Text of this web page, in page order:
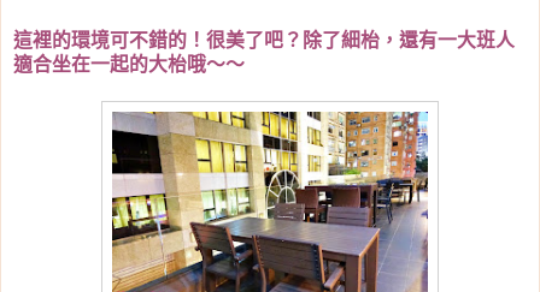
這裡的環境可不錯的！很美了吧？除了細枱，還有一大班人
適合坐在一起的大枱哦～～